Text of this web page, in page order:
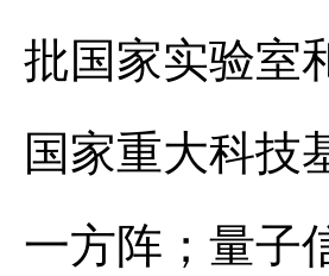
批国家实验室
国家重大科技
一方阵；量子